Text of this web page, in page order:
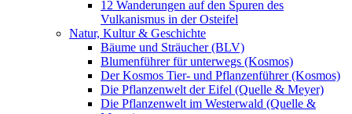
12 Wanderungen auf den Spuren des
Vulkanismus in der Osteifel
Natur, Kultur & Geschichte
Bäume und Sträucher (BLV)
Blumenführer für unterwegs (Kosmos)
Der Kosmos Tier- und Pflanzenführer (Kosmos)
Die Pflanzenwelt der Eifel (Quelle & Meyer)
Die Pflanzenwelt im Westerwald (Quelle &